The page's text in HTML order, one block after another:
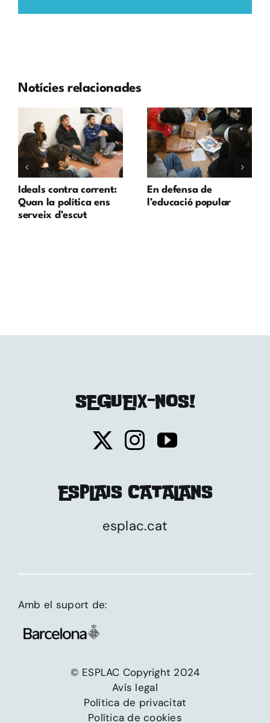
Notícies relacionades
Ideals contra corrent:
Quan la política ens
serveix d’escut
En defensa de
l’educació popular
SEGUEIX-NOS!
ESPLAIS CATALANS
esplac.cat
Amb el suport de:
© ESPLAC Copyright 2024
Avís legal
Política de privacitat
Política de cookies